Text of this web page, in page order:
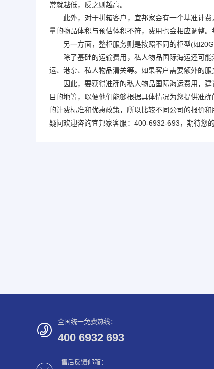
常就越低，反之则越高。
此外，对于拼箱客户，宜邦家会有一个基准计费
量的物品体积与预估体积不符，费用也会相应调整
另一方面，整柜服务则是按照不同的柜型(如
除了基础的运输费用，私人物品国际海运还可能
运、港杂、私人物品清关等。如果客户需要额外的
因此，要获得准确的私人物品国际海运费用，建
目的地等，以便他们能够根据具体情况为您提供准
的计费标准和优惠政策，所以比较不同公司的报价
疑问欢迎咨询宜邦家客服：400-6932-693，期待您的
全国统一免费热线：
400 6932 693
售后反馈邮箱：